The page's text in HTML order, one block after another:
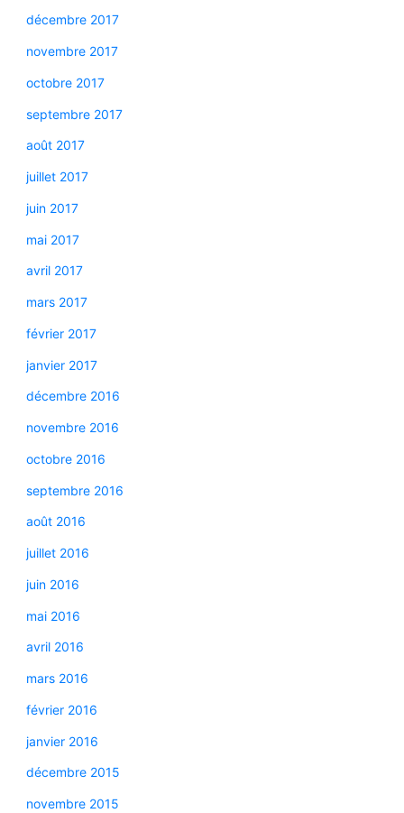
décembre 2017
novembre 2017
octobre 2017
septembre 2017
août 2017
juillet 2017
juin 2017
mai 2017
avril 2017
mars 2017
février 2017
janvier 2017
décembre 2016
novembre 2016
octobre 2016
septembre 2016
août 2016
juillet 2016
juin 2016
mai 2016
avril 2016
mars 2016
février 2016
janvier 2016
décembre 2015
novembre 2015